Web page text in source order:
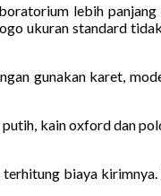
lebih
ukuran standard
gunakan karet,
kain oxford dan
biaya